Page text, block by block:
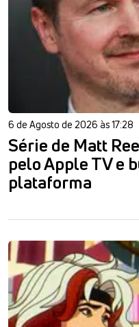
6 de Agosto de 2026 às 17:28
Série de Matt
pelo Apple TV e
plataforma